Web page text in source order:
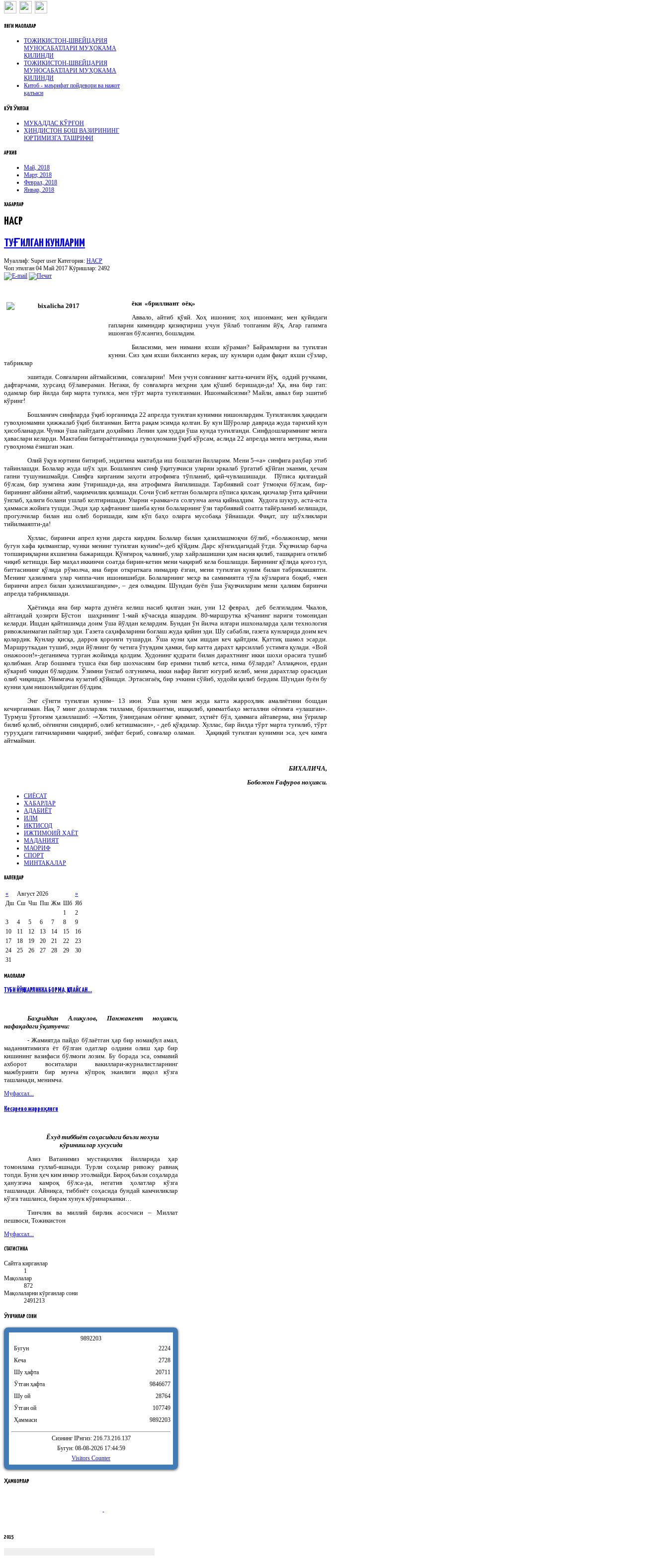
ЯНГИ МАҚОЛАЛАР
ТОЖИКИСТОН-ШВЕЙЦАРИЯ
МУНОСАБАТЛАРИ МУҲОКАМА
ҚИЛИНДИ
ТОЖИКИСТОН-ШВЕЙЦАРИЯ
МУНОСАБАТЛАРИ МУҲОКАМА
ҚИЛИНДИ
Китоб - маърифат пойдевори ва нажот
қалъаси
КӮП ӮҚИЛГАН
МУҚАДДАС ҚЎРҒОН
ҲИНДИСТОН БОШ ВАЗИРИНИНГ
ЮРТИМИЗГА ТАШРИФИ
АРХИВ
Май, 2018
Март, 2018
Феврал, 2018
Январ, 2018
ХАБАРЛАР
НАСР
ТУҒИЛГАН КУНЛАРИМ
Муаллиф: Super user Категория: НАСР
Чоп этилган 04 Май 2017 Кӯришлар: 2492
ёки «бриллиант оёқ»
Аввало, айтиб қўяй. Хоҳ ишонинг, хоҳ ишонманг, мен қуйидаги
гапларни кимнидир қизиқтириш учун ўйлаб топганим йўқ. Агар гапимга
ишонган бўлсангиз, бошладим.
Биласизми, мен нимани яхши кўраман? Байрамларни ва туғилган
кунни. Сиз ҳам яхши билсангиз керак, шу кунлари одам фақат яхши сўзлар,
табриклар
эшитади. Совғаларни айтмайсизми, совғаларни! Мен учун совғанинг катта-кичиги йўқ, оддий ручками,
дафтарчами, хурсанд бўлавераман. Негаки, бу совғаларга меҳрни ҳам қўшиб беришади-да! Ҳа, яна бир гап:
одамлар бир йилда бир марта туғилса, мен тўрт марта туғилганман. Ишонмайсизми? Майли, аввал бир эшитиб
кўринг!
Бошланғич синфларда ўқиб юрганимда 22 апрелда туғилган кунимни нишонлардим. Туғилганлик ҳақидаги
гувоҳномамни ҳижжалаб ўқиб билганман. Битта рақам эсимда қолган. Бу кун Шўролар даврида жуда тарихий кун
ҳисобланарди. Чунки ўша пайтдаги доҳиймиз Ленин ҳам худди ўша кунда туғилганди. Синфдошларимнинг менга
ҳаваслари келарди. Мактабни битираётганимда гувоҳномани ўқиб кўрсам, аслида 22 апрелда менга метрика, яъни
гувоҳнома ёзишган экан.
Олий ўқув юртини битириб, эндигина мактабда иш бошлаган йилларим. Мени 5-«а» синфига раҳбар этиб
тайинлашди. Болалар жуда шўх эди. Бошланғич синф ўқитувчиси уларни эркалаб ўргатиб қўйган эканми, ҳечам
гапни тушунишмайди. Синфга кирганим заҳоти атрофимга тўпланиб, қий-чувлашишади. Пўписа қилгандай
бўлсам, бир зумгина жим ўтиришади-да, яна атрофимга йиғилишади. Тарбиявий соат ўтмоқчи бўлсам, бир-
бирининг айбини айтиб, чақимчилик қилишади. Сочи ўсиб кетган болаларга пўписа қилсам, қизчалар ўнта қайчини
ўнглаб, ҳалиги болани ушлаб келтиришади. Уларни «рамка»га солгунча анча қийналдим. Худога шукур, аста-аста
ҳаммаси жойига тушди. Энди ҳар ҳафтанинг шанба куни болаларнинг ўзи тарбиявий соатга тайёрланиб келишади,
прогулчилар билан иш олиб боришади, ким кўп баҳо оларга мусобақа ўйнашади. Фақат, шу шўхликлари
тийилмаяпти-да!
Хуллас, биринчи апрел куни дарсга кирдим. Болалар билан ҳазиллашмоқчи бўлиб, «болажонлар, мени
бугун хафа қилманглар, чунки менинг туғилган куним!»-деб қўйдим. Дарс кўнгилдагидай ўтди. Ўқувчилар барча
топшириқларни яхшигина бажаришди. Қўнғироқ чалиниб, улар хайрлашишни ҳам насия қилиб, ташқарига отилиб
чиқиб кетишди. Бир маҳал иккинчи соатда бирин-кетин мени чақириб кела бошлашди. Бирининг қўлида қоғоз гул,
биттасининг қўлида рўмолча, яна бири откриткага нимадир ёзган, мени туғилган куним билан табриклашяпти.
Менинг ҳазилимга улар чиппа-чин ишонишибди. Болаларнинг меҳр ва самимиятга тўла кўзларига боқиб, «мен
биринчи апрел билан ҳазиллашгандим», – дея олмадим. Шундан буён ўша ўқувчиларим мени ҳалиям биринчи
апрелда табриклашади.
Ҳаётимда яна бир марта дунёга келиш насиб қилган экан, уни 12 феврал, деб белгиладим. Чкалов,
айтгандай ҳозирги Бўстон шаҳрининг 1-май кўчасида яшардим. 80-маршрутка кўчанинг нариги томонидан
келарди. Ишдан қайтишимда доим ўша йўлдан келардим. Бундан ўн йилча илгари ишхоналарда ҳали технология
ривожланмаган пайтлар эди. Газета саҳифаларини боғлаш жуда қийин эди. Шу сабабли, газета кунларида доим кеч
қолардик. Кунлар қисқа, дарров қоронғи тушарди. Ўша куни ҳам ишдан кеч қайтдим. Қаттиқ шамол эсарди.
Маршруткадан тушиб, энди йўлнинг бу четига ўтувдим ҳамки, бир катта дарахт қарсиллаб устимга қулади. «Вой
онажооон!»-деганимча турган жойимда қолдим. Худонинг қудрати билан дарахтнинг икки шохи орасига тушиб
қолибман. Агар бошимга тушса ёки бир шохчасиям бир еримни тилиб кетса, нима бўларди? Аллақачон, ердан
кўкариб чиққан бўлардим. Ўзимни ўнглаб олгунимча, икки нафар йигит югуриб келиб, мени дарахтлар орасидан
олиб чиқишди. Уйимгача кузатиб қўйишди. Эртасигаёқ, бир эчкини сўйиб, худойи қилиб бердим. Шундан буён бу
кунни ҳам нишонлайдиган бўлдим.
Энг сўнгги туғилган куним– 13 июн. Ўша куни мен жуда катта жарроҳлик амалиётини бошдан
кечирганман. Нақ 7 минг долларлик тиллами, бриллиантми, ишқилиб, қимматбаҳо металлни оёғимга «улашган».
Турмуш ўртоғим ҳазиллашиб: -«Хотин, ўзингданам оёғинг қиммат, эҳтиёт бўл, ҳаммага айтаверма, яна ўғрилар
билиб қолиб, оёғингни синдириб, олиб кетишмасин», - деб қўядилар. Хуллас, бир йилда тўрт марта туғилиб, тўрт
гуруҳдаги гапчиларимни чақириб, зиёфат бериб, совғалар оламан. Ҳақиқий туғилган кунимни эса, ҳеч кимга
айтмайман.
БИХАЛИЧА,
Бобожон Ғафуров ноҳияси.
СИЁСАТ
ХАБАРЛАР
АДАБИЁТ
ИЛМ
ИҚТИСОД
ИЖТИМОИЙ ҲАЁТ
МАДАНИЯТ
МАОРИФ
СПОРТ
МИНТАҚАЛАР
КАЛЕНДАР
« Август 2026
»
Дш Сш Чш Пш Жм Шб Яб
1
2
3
4 5 6 7 8
9
10
11 12 13 14 15
16
17
18 19 20 21 22
23
24
25 26 27 28 29
30
31
МАҚОЛАЛАР
ТУБИ ЙЎҚ ЖАРЛИККА БОРМА, ҚУЛАЙСАН…
Баҳриддин Алиқулов, Панжакент ноҳияси,
нафақадаги ўқитувчи:
- Жамиятда пайдо бўлаётган ҳар бир номақбул амал,
маданиятимизга ёт бўлган одатлар олдини олиш ҳар бир
кишининг вазифаси бўлмоғи лозим. Бу борада эса, оммавий
ахборот воситалари вакиллари-журналистларнинг
мажбурияти бир мунча кўпроқ эканлиги яққол кўзга
ташланади, менимча.
Муфассал...
Кесарево жарроҳлиги
Ёхуд тиббиёт соҳасидаги баъзи нохуш
кўринишлар хусусида
Азиз Ватанимиз мустақиллик йилларида ҳар
томонлама гуллаб-яшнади. Турли соҳалар ривожу равнақ
топди. Буни ҳеч ким инкор этолмайди. Бироқ баъзи соҳаларда
ҳанузгача камроқ бўлса-да, негатив ҳолатлар кўзга
ташланади. Айниқса, тиббиёт соҳасида бундай камчиликлар
кўзга ташланса, бирам хунук кўринарканки…
Тинчлик ва миллий бирлик асосчиси – Миллат
пешвоси, Тожикистон
Муфассал...
СТАТИСТИКА
Сайтга кирганлар
1
Мақолалар
872
Мақолаларни кӯрганлар сони
2491213
ӮҚУВЧИЛАРСОНИ
9892203
Бугун
Кеча
Шу ҳафта
Ӯтган ҳафта
Шу ой
Ӯтган ой
Ҳаммаси
2224
2728
20711
9846677
28764
107749
9892203
Сизнинг IPнгиз: 216.73.216.137
Бугун: 08-08-2026 17:44:59
Visitors Counter
ҲАМКОРЛАР
2015